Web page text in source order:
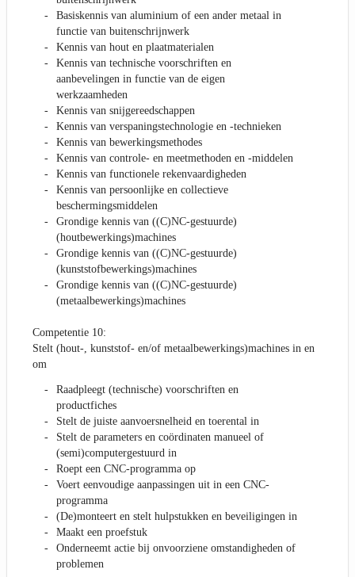
Basiskennis van aluminium of een ander metaal in
functie van buitenschrijnwerk
Kennis van hout en plaatmaterialen
Kennis van technische voorschriften en
aanbevelingen in functie van de eigen
werkzaamheden
Kennis van snijgereedschappen
Kennis van verspaningstechnologie en -technieken
Kennis van bewerkingsmethodes
Kennis van controle- en meetmethoden en -middelen
Kennis van functionele rekenvaardigheden
Kennis van persoonlijke en collectieve
beschermingsmiddelen
Grondige kennis van ((C)NC-gestuurde)
(houtbewerkings)machines
Grondige kennis van ((C)NC-gestuurde)
(kunststofbewerkings)machines
Grondige kennis van ((C)NC-gestuurde)
(metaalbewerkings)machines
Competentie 10:
Stelt (hout-, kunststof- en/of metaalbewerkings)machines in en
om
Raadpleegt (technische) voorschriften en
productfiches
Stelt de juiste aanvoersnelheid en toerental in
Stelt de parameters en coördinaten manueel of
(semi)computergestuurd in
Roept een CNC-programma op
Voert eenvoudige aanpassingen uit in een CNC-
programma
(De)monteert en stelt hulpstukken en beveiligingen in
Maakt een proefstuk
Onderneemt actie bij onvoorziene omstandigheden of
problemen